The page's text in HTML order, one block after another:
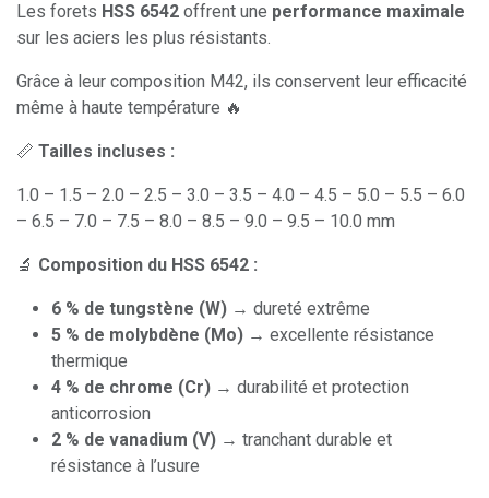
Les forets HSS 6542 offrent une performance maximale
sur les aciers les plus résistants.
Grâce à leur composition M42, ils conservent leur efficacité
même à haute température 🔥
📏 Tailles incluses :
1.0 – 1.5 – 2.0 – 2.5 – 3.0 – 3.5 – 4.0 – 4.5 – 5.0 – 5.5 – 6.0
– 6.5 – 7.0 – 7.5 – 8.0 – 8.5 – 9.0 – 9.5 – 10.0 mm
🔬 Composition du HSS 6542 :
6 % de tungstène (W) → dureté extrême
5 % de molybdène (Mo) → excellente résistance
thermique
4 % de chrome (Cr) → durabilité et protection
anticorrosion
2 % de vanadium (V) → tranchant durable et
résistance à l’usure